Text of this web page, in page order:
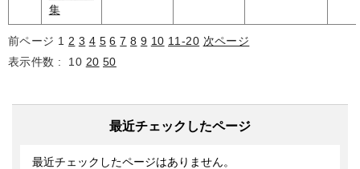
集
前ページ 1 2 3 4 5 6 7 8 9 10 11-20 次ページ
10 20 50
最近チェックしたページ
最近チェックしたページはありません。